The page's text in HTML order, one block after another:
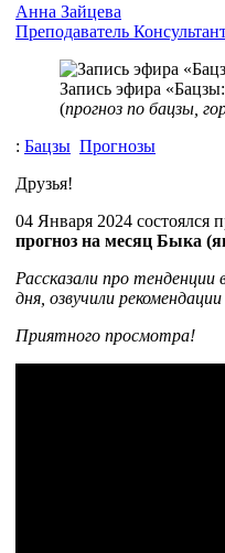
Анна Зайцева
Преподаватель
Запись эфира
(прогноз по бацзы,
: Бацзы Прогнозы
Друзья!
04 Января 2024
прогноз на месяц Быка
Рассказали про
дня, озвучили
Приятного просмотра!